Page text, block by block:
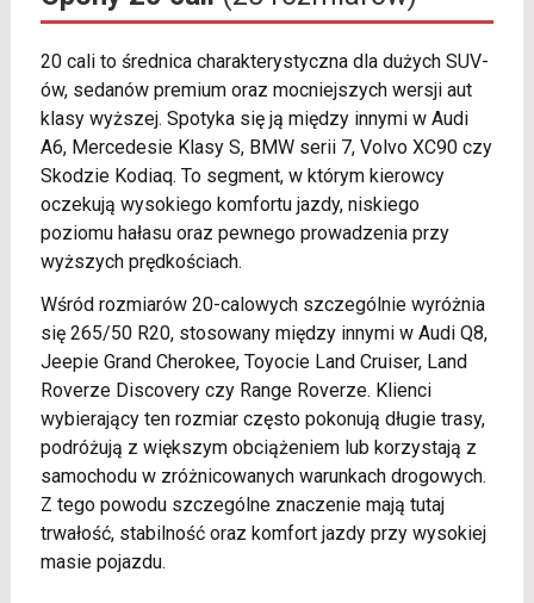
20 cali to średnica charakterystyczna dla dużych SUV-
ów, sedanów premium oraz mocniejszych wersji aut
klasy wyższej. Spotyka się ją między innymi w Audi
A6, Mercedesie Klasy S, BMW serii 7, Volvo XC90 czy
Skodzie Kodiaq. To segment, w którym kierowcy
oczekują wysokiego komfortu jazdy, niskiego
poziomu hałasu oraz pewnego prowadzenia przy
wyższych prędkościach.
Wśród rozmiarów 20-calowych szczególnie wyróżnia
się 265/50 R20, stosowany między innymi w Audi Q8,
Jeepie Grand Cherokee, Toyocie Land Cruiser, Land
Roverze Discovery czy Range Roverze. Klienci
wybierający ten rozmiar często pokonują długie trasy,
podróżują z większym obciążeniem lub korzystają z
samochodu w zróżnicowanych warunkach drogowych.
Z tego powodu szczególne znaczenie mają tutaj
trwałość, stabilność oraz komfort jazdy przy wysokiej
masie pojazdu.